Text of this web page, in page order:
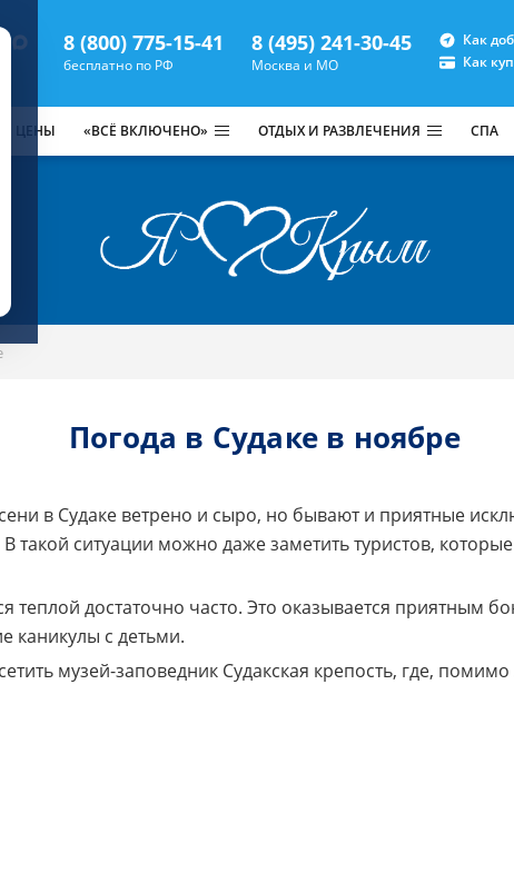
8 (800) 775-15-41
бесплатно по РФ
8 (495) 241-30-45
Москва и МО
Как
Как
И ЦЕНЫ «ВСЁ ВКЛЮЧЕНО» ОТДЫХ И РАЗВЛЕЧЕНИЯ СПА
Погода в Судаке в ноябре
в Судаке ветрено и сыро, но бывают и приятные
такой ситуации можно даже заметить туристов,
теплой достаточно часто. Это оказывается приятным
каникулы с детьми.
музей-заповедник Судакская крепость, где,